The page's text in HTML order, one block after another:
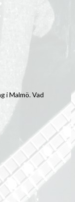
i Malmö. Vad